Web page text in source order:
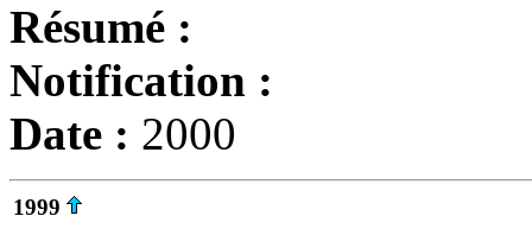
Résumé :
Notification :
Date : 2000
1999